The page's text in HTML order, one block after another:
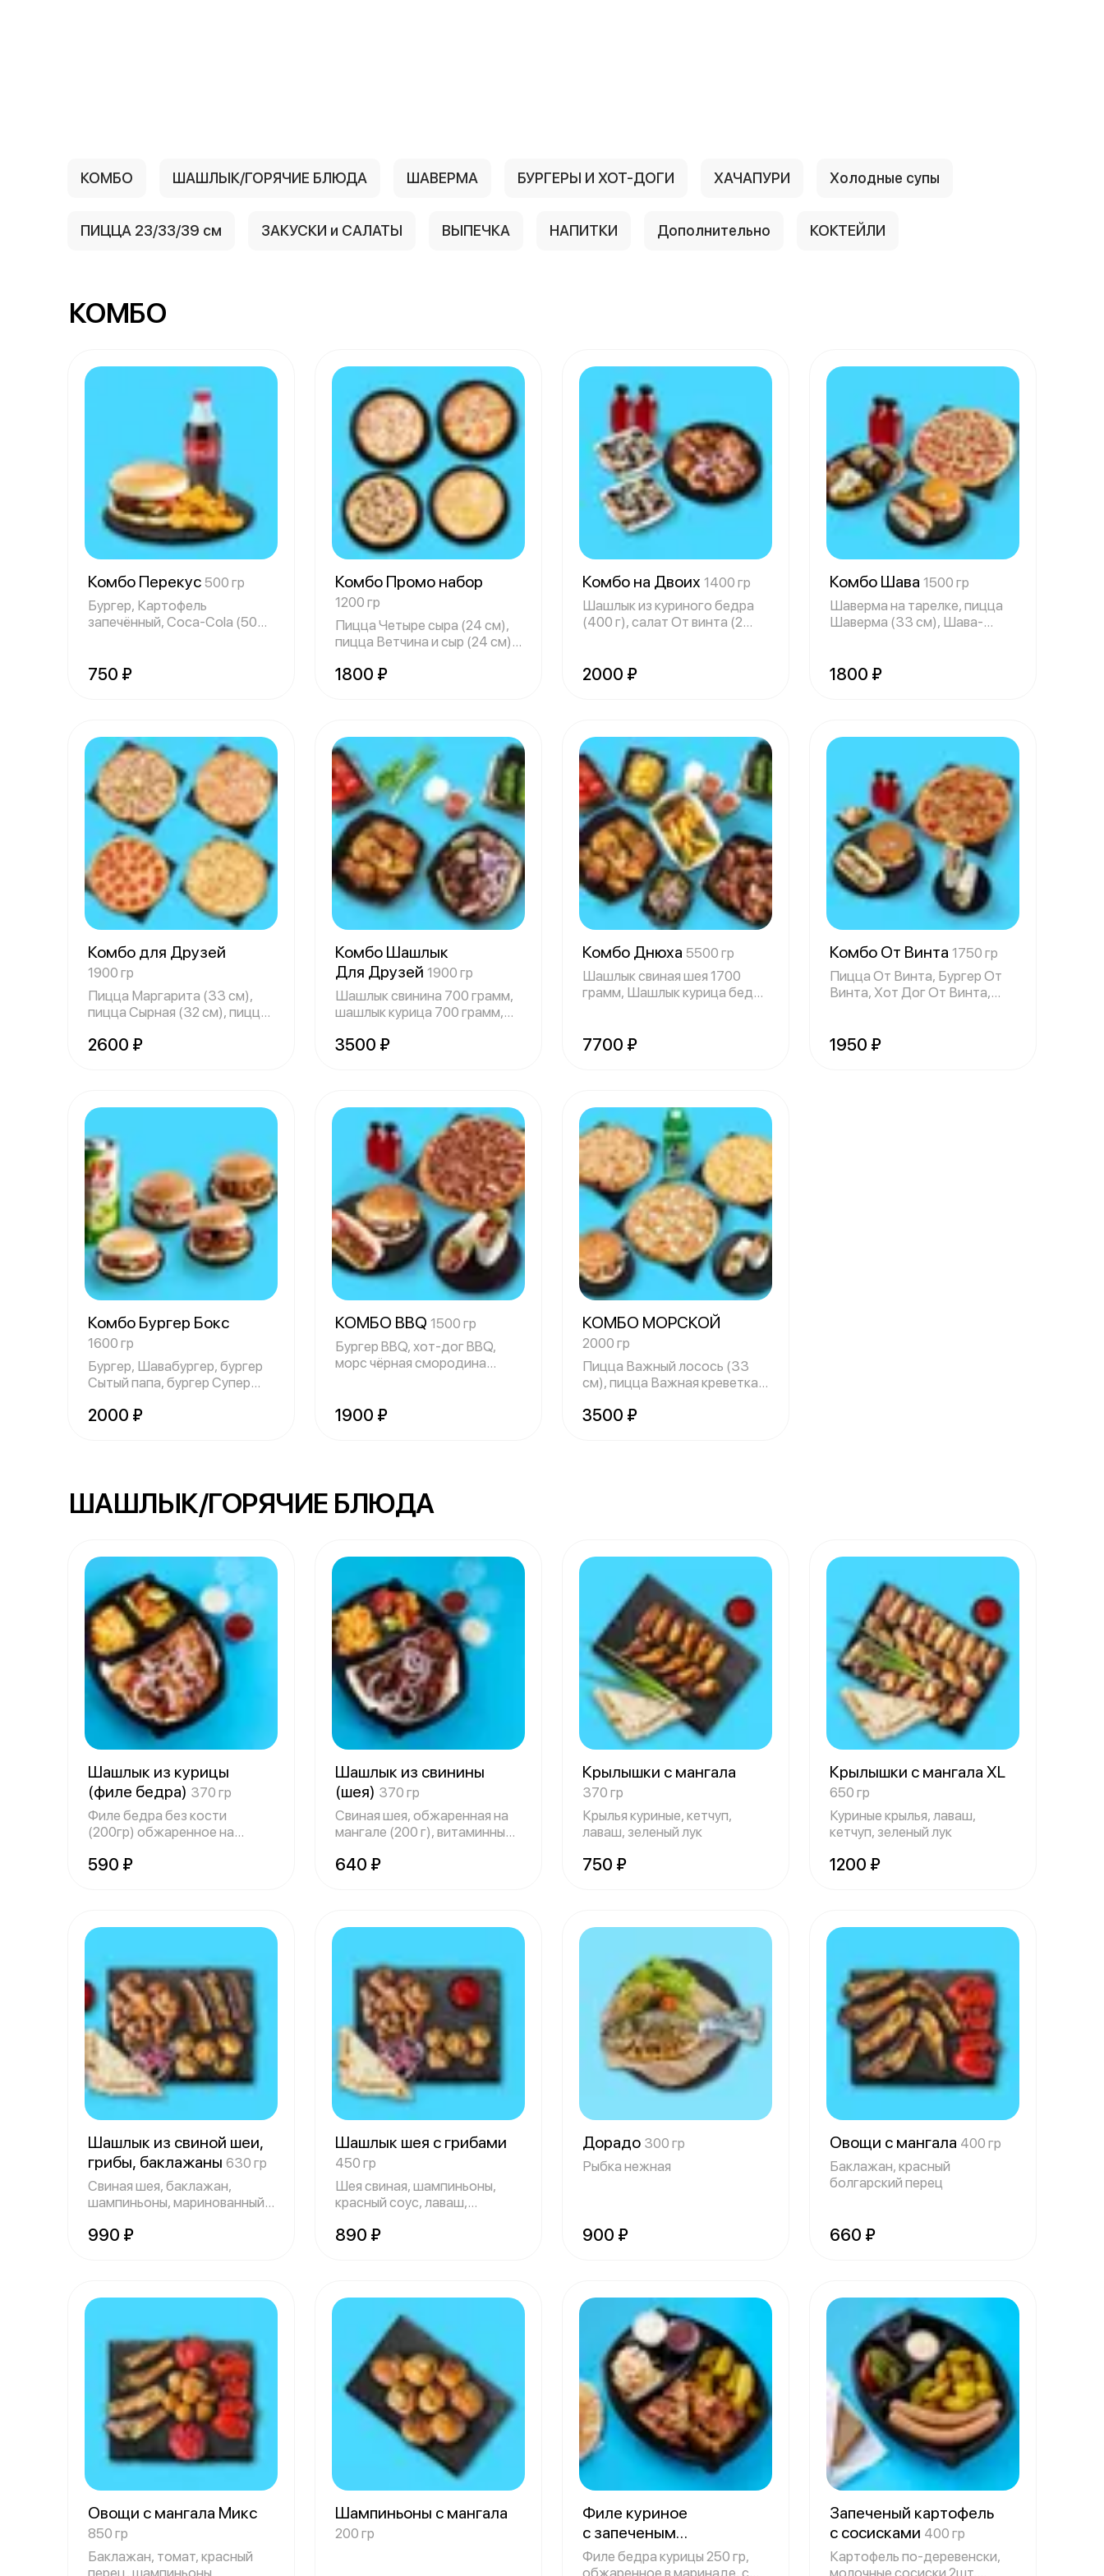
КОМБО ШАШЛЫК/ГОРЯЧИЕ БЛЮДА ШАВЕРМА БУРГЕРЫ И ХОТ-ДОГИ ХАЧАПУРИ Холодные супы
ПИЦЦА 23/33/39 см ЗАКУСКИ и САЛАТЫ ВЫПЕЧКА НАПИТКИ Дополнительно КОКТЕЙЛИ
КОМБО
Комбо Перекус 500 гр
Бургер, Картофель
запечённый, Coca-Cola (500
750 ₽
Комбо Промо набор
1200 гр
Пицца Четыре сыра (24 см),
пицца Ветчина и сыр (24 см),
1800 ₽
Комбо на Двоих 1400 гр
Шашлык из куриного бедра
(400 г), салат От винта (2
2000 ₽
Комбо Шава 1500 гр
Шаверма на тарелке, пицца
Шаверма (33 см), Шава-
1800 ₽
Комбо для Друзей
1900 гр
Пицца Маргарита (33 см),
пицца Сырная (32 см), пицца
2600 ₽
Комбо Шашлык
Для Друзей 1900 гр
Шашлык свинина 700 грамм,
шашлык курица 700 грамм,
3500 ₽
Комбо Днюха 5500 гр
Шашлык свиная шея 1700
грамм, Шашлык курица бедро
7700 ₽
Комбо От Винта 1750 гр
Пицца От Винта, Бургер От
Винта, Хот Дог От Винта,
1950 ₽
Комбо Бургер Бокс
1600 гр
Бургер, Шавабургер, бургер
Сытый папа, бургер Супер
2000 ₽
КОМБО BBQ 1500 гр
Бургер BBQ, хот-дог BBQ,
морс чёрная смородина
1900 ₽
КОМБО МОРСКОЙ
2000 гр
Пицца Важный лосось (33
см), пицца Важная креветка
3500 ₽
ШАШЛЫК/ГОРЯЧИЕ БЛЮДА
Шашлык из курицы
(филе бедра) 370 гр
Филе бедра без кости
(200гр) обжаренное на
590 ₽
Шашлык из свинины
(шея) 370 гр
Свиная шея, обжаренная на
мангале (200 г), витаминный
640 ₽
Крылышки с мангала
370 гр
Крылья куриные, кетчуп,
лаваш, зеленый лук
750 ₽
Крылышки с мангала XL
650 гр
Куриные крылья, лаваш,
кетчуп, зеленый лук
1200 ₽
Шашлык из свиной шеи,
грибы, баклажаны 630 гр
Свиная шея, баклажан,
шампиньоны, маринованный
990 ₽
Шашлык шея с грибами
450 гр
Шея свиная, шампиньоны,
красный соус, лаваш,
890 ₽
Дорадо 300 гр
Рыбка нежная
900 ₽
Овощи с мангала 400 гр
Баклажан, красный
болгарский перец
660 ₽
Овощи с мангала Микс
850 гр
Баклажан, томат, красный
перец, шампиньоны
Шампиньоны с мангала
200 гр
Филе куриное
с запеченым
картофелем450 гр
Филе бедра курицы 250 гр,
обжаренное в маринаде, с
Запеченый картофель
с сосисками 400 гр
Картофель по-деревенски,
молочные сосиски 2шт,